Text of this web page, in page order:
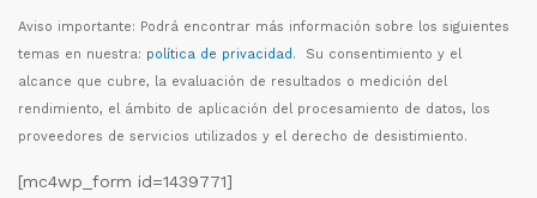
Aviso importante: Podrá encontrar más información sobre los siguientes
temas en nuestra: política de privacidad. Su consentimiento y el
alcance que cubre, la evaluación de resultados o medición del
rendimiento, el ámbito de aplicación del procesamiento de datos, los
proveedores de servicios utilizados y el derecho de desistimiento.
[mc4wp_form id=1439771]